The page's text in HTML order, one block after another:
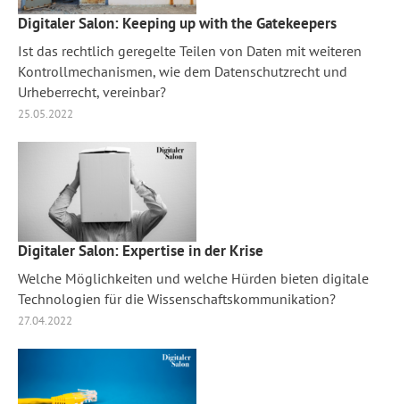
Digitaler Salon: Keeping up with the Gatekeepers
Ist das rechtlich geregelte Teilen von Daten mit weiteren
Kontrollmechanismen, wie dem Datenschutzrecht und
Urheberrecht, vereinbar?
25.05.2022
Digitaler Salon: Expertise in der Krise
Welche Möglichkeiten und welche Hürden bieten digitale
Technologien für die Wissenschaftskommunikation?
27.04.2022